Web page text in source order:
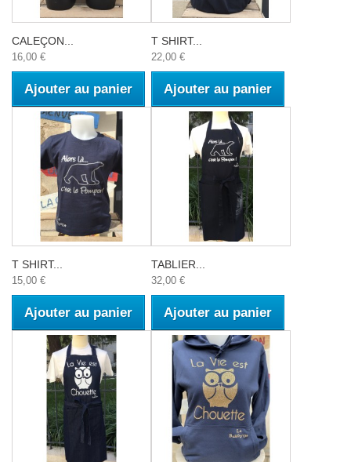
CALEÇON...
16,00 €
Ajouter au panier
T SHIRT...
22,00 €
Ajouter au panier
T SHIRT...
15,00 €
Ajouter au panier
TABLIER...
32,00 €
Ajouter au panier